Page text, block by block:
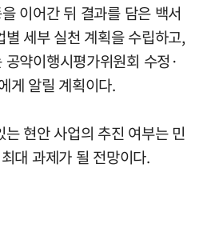
이어간 뒤 결과를 담은 백서
세부 실천 계획을 수립하고,
약이행시평가위원회 수정·
게 알릴 계획이다.
현안 사업의 추진 여부는 민
대 과제가 될 전망이다.